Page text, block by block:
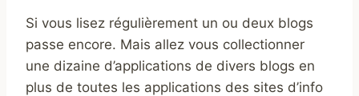
Si vous lisez régulièrement un ou deux blogs
passe encore. Mais allez vous collectionner
une dizaine d’applications de divers blogs en
plus de toutes les applications des sites d’info